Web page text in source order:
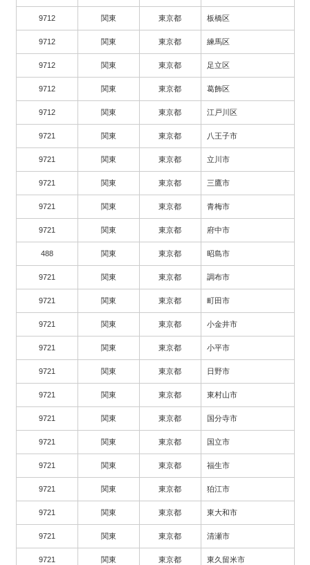
9712 関東 東京都 板橋区
9712 関東 東京都 練馬区
9712 関東 東京都 足立区
9712 関東 東京都 葛飾区
9712 関東 東京都 江戸川区
9721 関東 東京都 八王子市
9721 関東 東京都 立川市
9721 関東 東京都 三鷹市
9721 関東 東京都 青梅市
9721 関東 東京都 府中市
488 関東 東京都 昭島市
9721 関東 東京都 調布市
9721 関東 東京都 町田市
9721 関東 東京都 小金井市
9721 関東 東京都 小平市
9721 関東 東京都 日野市
9721 関東 東京都 東村山市
9721 関東 東京都 国分寺市
9721 関東 東京都 国立市
9721 関東 東京都 福生市
9721 関東 東京都 狛江市
9721 関東 東京都 東大和市
9721 関東 東京都 清瀬市
9721 関東 東京都 東久留米市